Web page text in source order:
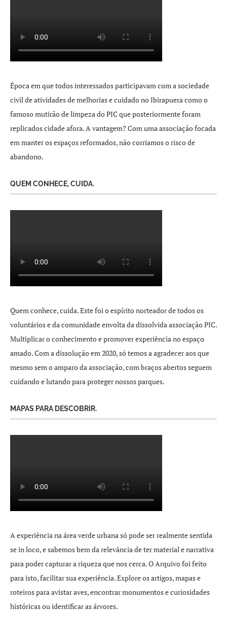
Época em que todos interessados participavam com a sociedade
civil de atividades de melhorias e cuidado no Ibirapuera como o
famoso mutirão de limpeza do PIC que posteriormente foram
replicados cidade afora. A vantagem? Com uma associação focada
em manter os espaços reformados, não corriamos o risco de
abandono.
QUEM CONHECE, CUIDA.
Quem conhece, cuida. Este foi o espírito norteador de todos os
voluntários e da comunidade envolta da dissolvida associação PIC.
Multiplicar o conhecimento e promover experiência no espaço
amado. Com a dissolução em 2020, só temos a agradecer aos que
mesmo sem o amparo da associação, com braços abertos seguem
cuidando e lutando para proteger nossos parques.
MAPAS PARA DESCOBRIR.
A experiência na área verde urbana só pode ser realmente sentida
se in loco, e sabemos bem da relevância de ter material e narrativa
para poder capturar a riqueza que nos cerca. O Arquivo foi feito
para isto, facilitar sua experiência. Explore os artigos, mapas e
roteiros para avistar aves, encontrar monumentos e curiosidades
históricas ou identificar as árvores.